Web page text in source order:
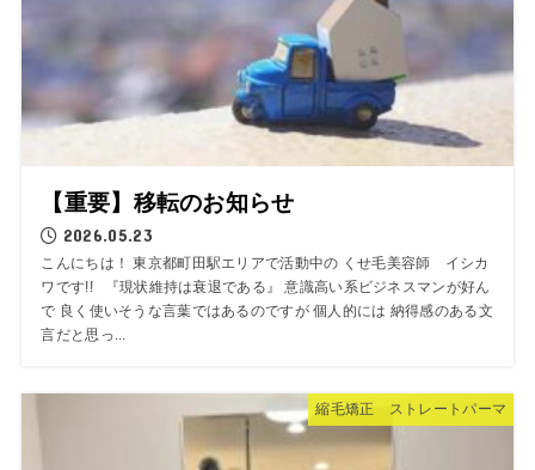
【重要】移転のお知らせ
2026.05.23
こんにちは！ 東京都町田駅エリアで活動中の くせ毛美容師 イシカ
ワです!! 『現状維持は衰退である』 意識高い系ビジネスマンが好ん
で 良く使いそうな言葉ではあるのですが 個人的には 納得感のある文
言だと思っ...
縮毛矯正 ストレートパーマ